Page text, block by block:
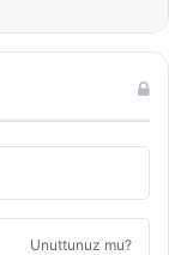
Unuttunuz mu?